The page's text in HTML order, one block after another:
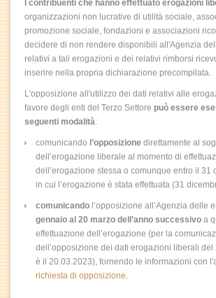
I contribuenti che hanno effettuato erogazioni
organizzazioni non lucrative di utilità sociale,
promozione sociale, fondazioni e associazioni
decidere di non rendere disponibili all'Agenzia
relativi a tali erogazioni e dei relativi rimborsi
inserire nella propria dichiarazione precompilata.
L'opposizione all'utilizzo dei dati relativi alle
favore degli enti del Terzo Settore può essere
seguenti modalità:
comunicando l’opposizione direttamente al
dell’erogazione liberale al momento di
dell’erogazione stessa o comunque entro il 31
in cui l’erogazione è stata effettuata (31
comunicando l’opposizione all’Agenzia delle
gennaio al 20 marzo dell’anno successivo a
effettuazione dell’erogazione (per la
dell’opposizione dei dati erogazioni liberali
è il 20.03.2023), fornendo le informazioni con
richiesta di opposizione.